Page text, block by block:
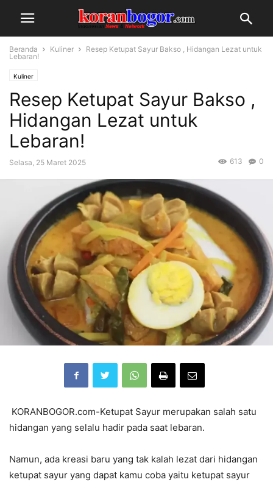
Beranda Kuliner
Resep Ketupat Sayur Bakso , Hidangan Lezat untuk
Lebaran!
Kuliner
Resep Ketupat Sayur Bakso ,
Hidangan Lezat untuk
Lebaran!
Selasa, 25 Maret 2025 0
613
KORANBOGOR.com-Ketupat Sayur merupakan salah satu
hidangan yang selalu hadir pada saat lebaran.
Namun, ada kreasi baru yang tak kalah lezat dari hidangan
ketupat sayur yang dapat kamu coba yaitu ketupat sayur